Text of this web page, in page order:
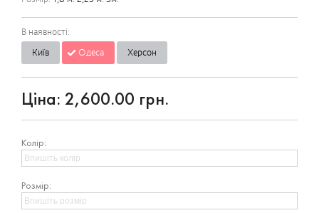
В наявності:
Київ
Одеса Херсон
Ціна: 2,600.00 грн.
Колір:
Розмір: